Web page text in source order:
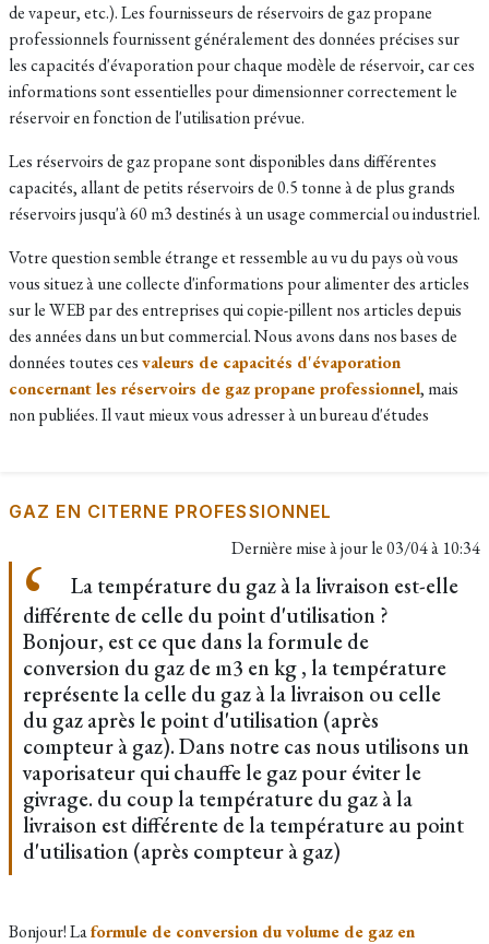
de vapeur, etc.). Les fournisseurs de réservoirs de gaz propane
professionnels fournissent généralement des données précises sur
les capacités d'évaporation pour chaque modèle de réservoir, car ces
informations sont essentielles pour dimensionner correctement le
réservoir en fonction de l'utilisation prévue.
Les réservoirs de gaz propane sont disponibles dans différentes
capacités, allant de petits réservoirs de 0.5 tonne à de plus grands
réservoirs jusqu'à 60 m3 destinés à un usage commercial ou industriel.
Votre question semble étrange et ressemble au vu du pays où vous
vous situez à une collecte d'informations pour alimenter des articles
sur le WEB par des entreprises qui copie-pillent nos articles depuis
des années dans un but commercial. Nous avons dans nos bases de
données toutes cesvaleurs de capacités d'évaporation
concernant les réservoirs de gaz propane professionnel, mais
non publiées. Il vaut mieux vous adresser à un bureau d'études
GAZ EN CITERNE PROFESSIONNEL
Dernière mise à jour le03/04 à 10:34
La température du gaz à la livraison est-elle
différente de celle du point d'utilisation ?
Bonjour, est ce que dans la formule de
conversion du gaz de m3 en kg , la température
représente la celle du gaz à la livraison ou celle
du gaz après le point d'utilisation (après
compteur à gaz). Dans notre cas nous utilisons un
vaporisateur qui chauffe le gaz pour éviter le
givrage. du coup la température du gaz à la
livraison est différente de la température au point
d'utilisation (après compteur à gaz)
Bonjour! Laformule de conversion du volume de gaz en